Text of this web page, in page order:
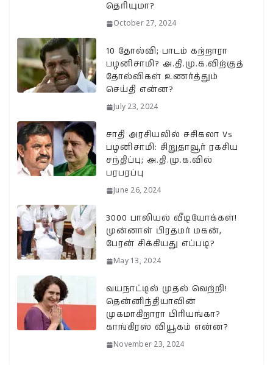
தெரியுமா?
October 27, 2024
10 தோல்வி; பாடம் கற்றாரா
பழனிசாமி? அ.தி.மு.க.விற்குத்
தோல்விகள் உணர்த்தும்
செய்தி என்ன?
July 23, 2024
சாதி அரசியலில் சசிகலா Vs
பழனிசாமி: சிறுதாவூர் ரகசிய
சந்திப்பு; அ.தி.மு.க.வில்
பரபரப்பு
June 26, 2024
3000 பாலியல் வீடியோக்கள்!
முன்னாள் பிரதமர் மகன்,
பேரன் சிக்கியது எப்படி?
May 13, 2024
வயநாட்டில் முதல் வெற்றி!
தென்னிந்தியாவின்
முகமாகிறாரா பிரியங்கா?
காங்கிரஸ் வியூகம் என்ன?
November 23, 2024